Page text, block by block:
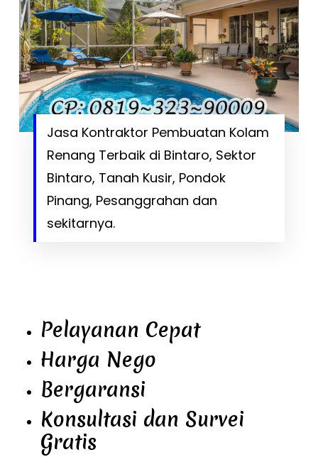
Jasa Kontraktor Pembuatan Kolam
Renang Terbaik di Bintaro, Sektor
Bintaro, Tanah Kusir, Pondok
Pinang, Pesanggrahan dan
sekitarnya.
Pelayanan Cepat
Harga Nego
Bergaransi
Konsultasi dan Survei
Gratis